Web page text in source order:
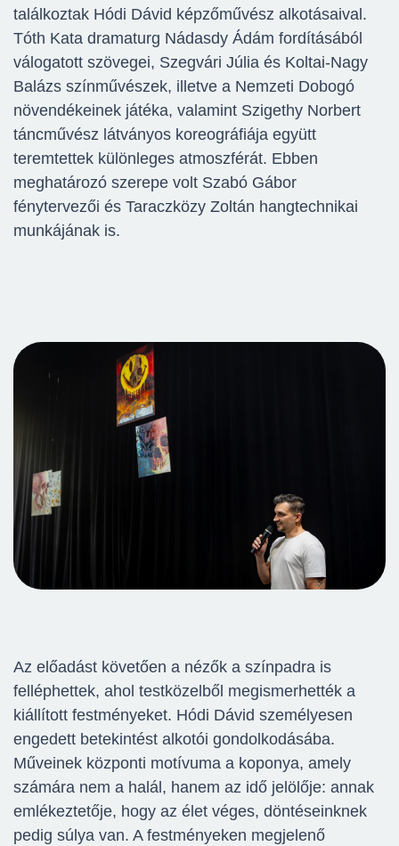
találkoztak Hódi Dávid képzőművész alkotásaival.
Tóth Kata dramaturg Nádasdy Ádám fordításából
válogatott szövegei, Szegvári Júlia és Koltai-Nagy
Balázs színművészek, illetve a Nemzeti Dobogó
növendékeinek játéka, valamint Szigethy Norbert
táncművész látványos koreográfiája együtt
teremtettek különleges atmoszférát. Ebben
meghatározó szerepe volt Szabó Gábor
fénytervezői és Taraczközy Zoltán hangtechnikai
munkájának is.
Az előadást követően a nézők a színpadra is
felléphettek, ahol testközelből megismerhették a
kiállított festményeket. Hódi Dávid személyesen
engedett betekintést alkotói gondolkodásába.
Műveinek központi motívuma a koponya, amely
számára nem a halál, hanem az idő jelölője: annak
emlékeztetője, hogy az élet véges, döntéseinknek
pedig súlya van. A festményeken megjelenő